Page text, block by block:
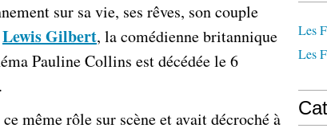
sur sa vie, ses rêves, son couple
Lewis Gilbert, la comédienne britannique
Pauline Collins est décédée le 6
même rôle sur scène et avait décroché à
Les
Les